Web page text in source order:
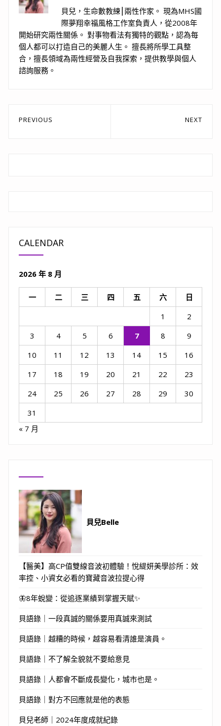
貝兒，生命數教練⎮兩性作家。 現為MHS國
際夢翔幸福風格工作室負責人，從2008年
開始研究兩性關係。 對事物看法有獨特的觀點，認為每
個人都可以打造自己的美麗人生。 擅長將所學工具整
合，擅長領域為兩性經營及自我探索，提供教學與個人
諮詢服務。
文
PREVIOUS NEXT
CALENDAR
2026 年 8 月
一 二 三 四 五 六
日
1
2
3
4 5 6 7 8
9
10
11 12 13 14 15
16
17
18 19 20 21 22
23
24
25 26 27 28 29
30
31
« 7 月
貝兒Belle
【醫美】高CP值雙線音波初體驗！悅緹妍美學診所：效
率控、小資女必看的寶藏音波拉提心得
🦋8年蛻變：從追逐業績到掌握天賦✨
貝語錄｜一段真誠的關係要用真誠來測試
貝語錄｜越糟的時候，越容易看清誰是演員。
貝語錄｜不了解全貌就不要給意見
貝語錄｜人都會不斷成長變化，城市也是。
貝語錄｜對方不回應就是他的表態
貝兒老師｜2024年度成就紀錄